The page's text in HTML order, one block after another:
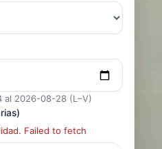
al 2026-08-28 (L–V)
Failed to fetch